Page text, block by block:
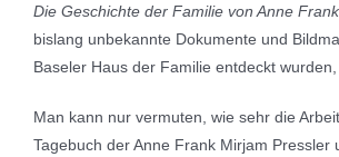
Die Geschichte der Familie von Anne Frank
bislang unbekannte Dokumente und
Baseler Haus der Familie entdeckt wurden,
Man kann nur vermuten, wie sehr die
Tagebuch der Anne Frank Mirjam Pressler